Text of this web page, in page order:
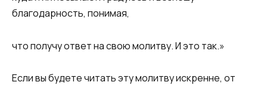
благодарность, понимая,
что получу ответ на свою молитву. И это так.»
Если вы будете читать эту молитву искренне, от